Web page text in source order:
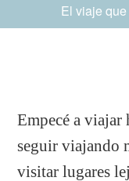
El viaje
Empecé a viajar
seguir viajando
visitar lugares